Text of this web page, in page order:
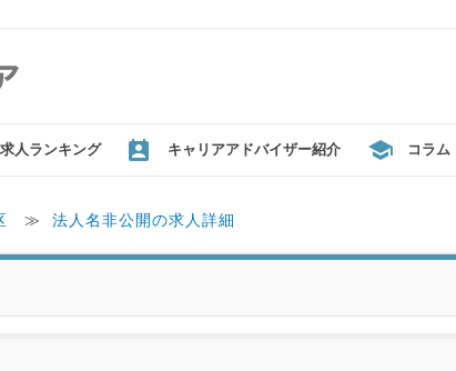
求人ランキング キャリアアドバイザー紹介 コラム
≫ 法人名非公開の求人詳細